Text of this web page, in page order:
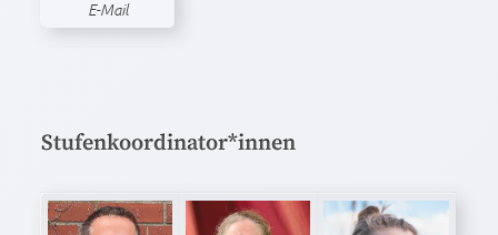
E-Mail
Stufenkoordinator*innen